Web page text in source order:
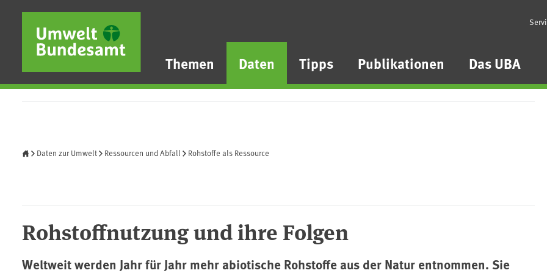
Direkt zum Inhalt
Direkt zum Hauptmenü
Direkt zur Fußzeile
Themen Daten Tipps Publikationen Das UBA
Daten zur Umwelt Ressourcen und Abfall Rohstoffe als Ressource
Rohstoffnutzung und ihre Folgen
Weltweit werden Jahr für Jahr mehr abiotische Rohstoffe aus der Natur entnommen. Sie